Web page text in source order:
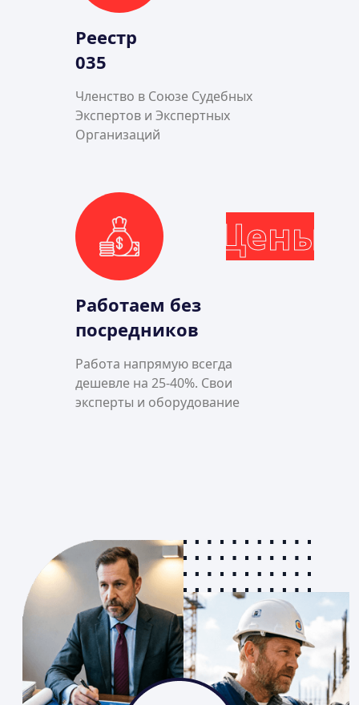
Реестр
035
Членство в Союзе Судебных
Экспертов и Экспертных
Организаций
Цены
Работаем без
посредников
Работа напрямую всегда
дешевле на 25-40%. Свои
эксперты и оборудование